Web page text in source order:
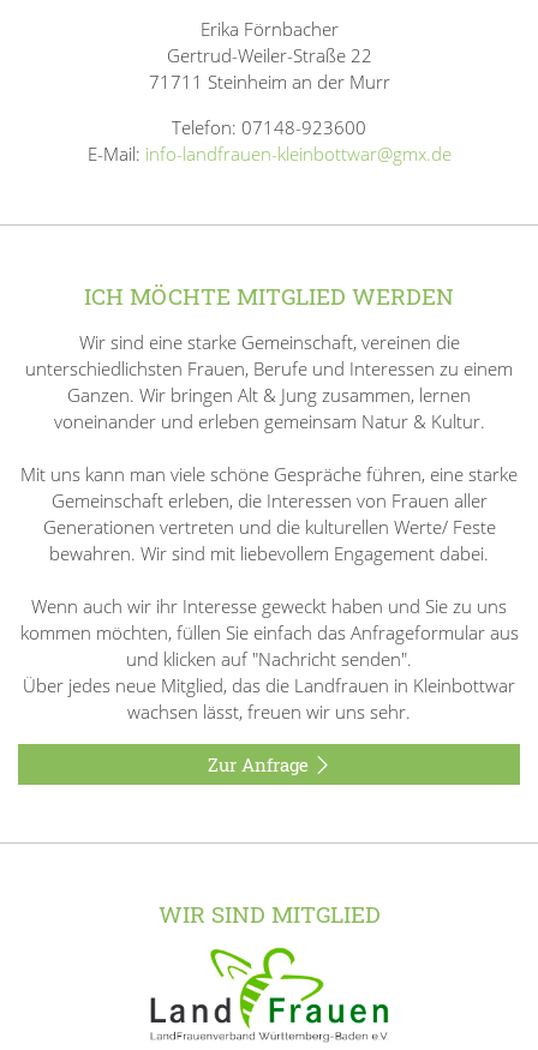
Erika Förnbacher
Gertrud-Weiler-Straße 22
71711 Steinheim an der Murr
Telefon: 07148-923600
E-Mail: info-landfrauen-kleinbottwar@gmx.de
ICH MÖCHTE MITGLIED WERDEN
Wir sind eine starke Gemeinschaft, vereinen die
unterschiedlichsten Frauen, Berufe und Interessen zu einem
Ganzen. Wir bringen Alt & Jung zusammen, lernen
voneinander und erleben gemeinsam Natur & Kultur.
Mit uns kann man viele schöne Gespräche führen, eine starke
Gemeinschaft erleben, die Interessen von Frauen aller
Generationen vertreten und die kulturellen Werte/ Feste
bewahren. Wir sind mit liebevollem Engagement dabei.
Wenn auch wir ihr Interesse geweckt haben und Sie zu uns
kommen möchten, füllen Sie einfach das Anfrageformular aus
und klicken auf "Nachricht senden".
Über jedes neue Mitglied, das die Landfrauen in Kleinbottwar
wachsen lässt, freuen wir uns sehr.
Zur Anfrage
WIR SIND MITGLIED